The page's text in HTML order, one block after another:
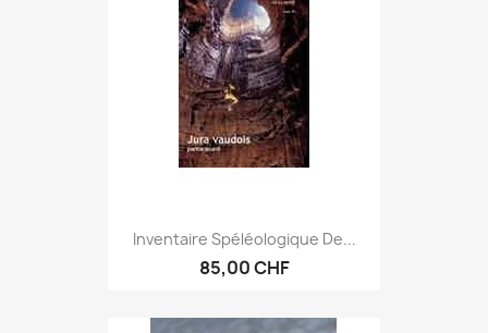
Inventaire Spéléologique De...
85,00 CHF